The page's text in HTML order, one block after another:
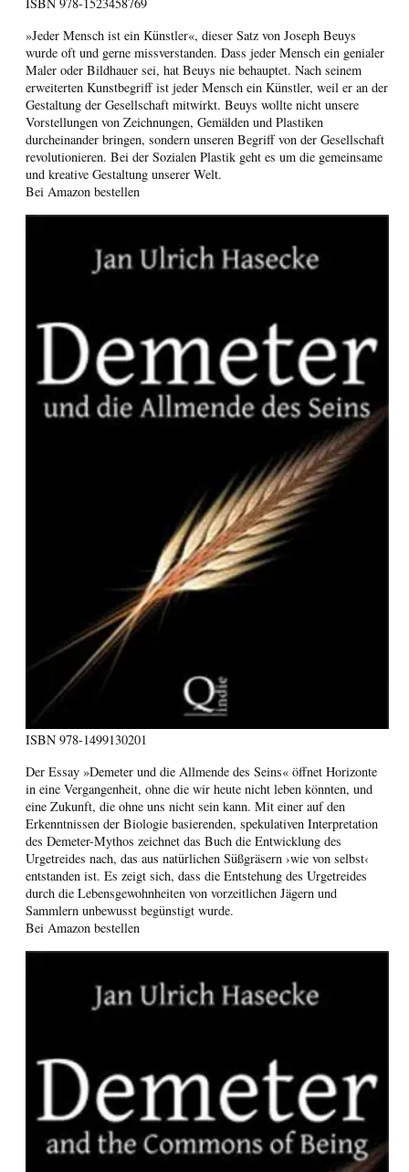
»Jeder Mensch ist ein Künstler«, dieser Satz von Joseph Beuys
wurde oft und gerne missverstanden. Dass jeder Mensch ein genialer
Maler oder Bildhauer sei, hat Beuys nie behauptet. Nach seinem
erweiterten Kunstbegriff ist jeder Mensch ein Künstler, weil er an der
Gestaltung der Gesellschaft mitwirkt. Beuys wollte nicht unsere
Vorstellungen von Zeichnungen, Gemälden und Plastiken
durcheinander bringen, sondern unseren Begriff von der Gesellschaft
revolutionieren. Bei der Sozialen Plastik geht es um die gemeinsame
und kreative Gestaltung unserer Welt.
Bei Amazon bestellen
ISBN 978-1499130201
Der Essay »Demeter und die Allmende des Seins« öffnet Horizonte
in eine Vergangenheit, ohne die wir heute nicht leben könnten, und
eine Zukunft, die ohne uns nicht sein kann. Mit einer auf den
Erkenntnissen der Biologie basierenden, spekulativen Interpretation
des Demeter-Mythos zeichnet das Buch die Entwicklung des
Urgetreides nach, das aus natürlichen Süßgräsern ›wie von selbst‹
entstanden ist. Es zeigt sich, dass die Entstehung des Urgetreides
durch die Lebensgewohnheiten von vorzeitlichen Jägern und
Sammlern unbewusst begünstigt wurde.
Bei Amazon bestellen